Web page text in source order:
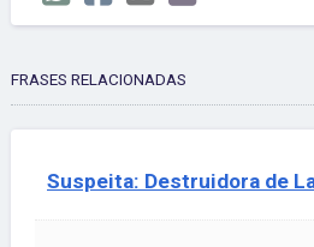
FRASES RELACIONADAS
Suspeita: Destruidora de